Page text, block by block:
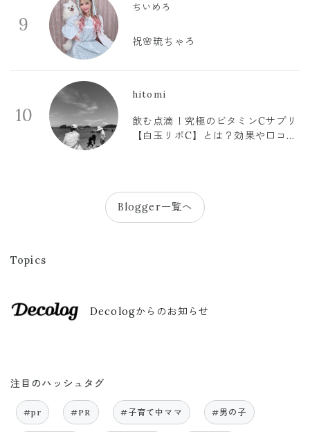
9
ちいめろ
祝🌸琉ちゃろ
10
hitomi
飲む点滴！究極のビタミンCサプリ
【白玉リポC】とは？効果や口コミ
Blogger一覧へ
Topics
Decologからのお知らせ
注目のハッシュタグ
#pr #PR #子育て中ママ #男の子